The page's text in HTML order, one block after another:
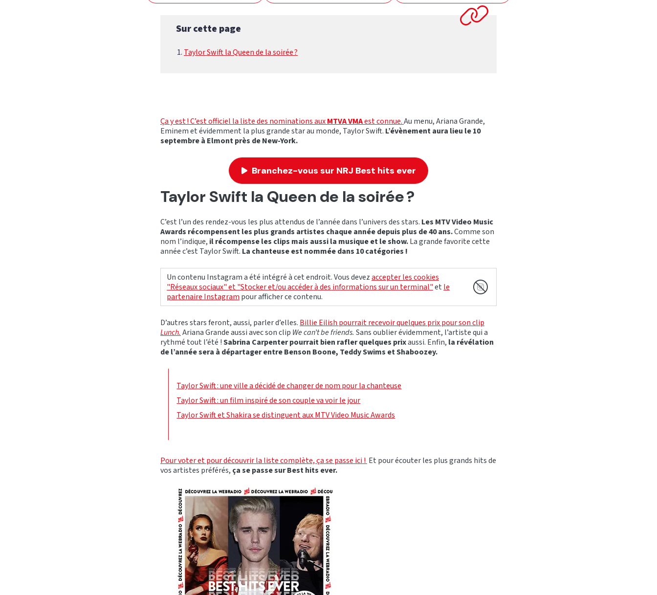
Sur cette page
Taylor Swift la Queen de la soirée ?
Ça y est ! C’est officiel la liste des nominations auxMTVA VMAest connue.Au menu, Ariana Grande,
Eminem et évidemment la plus grande star au monde, Taylor Swift. L’évènement aura lieu le 10
septembre à Elmont près de New-York.
Branchez-vous sur NRJ Best hits ever
Taylor Swift la Queen de la soirée ?
C’est l’un des rendez-vous les plus attendus de l’année dans l’univers des stars. Les MTV Video Music
Awards récompensent les plus grands artistes chaque année depuis plus de 40 ans.Comme son
nom l’indique, il récompense les clips mais aussi la musique et le show.La grande favorite cette
année c’est Taylor Swift. La chanteuse est nommée dans 10 catégories !
Un contenu Instagram a été intégré à cet endroit. Vous devezaccepter les cookies
"Réseaux sociaux" et "Stocker et/ou accéder à des informations sur un terminal"et le
partenaire Instagram pour afficher ce contenu.
D’autres stars feront, aussi, parler d’elles. Billie Eilish pourrait recevoir quelques prix pour son clip
Lunch. Ariana Grande aussi avec son clip We can’t be friends. Sans oublier évidemment, l’artiste qui a
rythmé tout l’été !Sabrina Carpenter pourrait bien rafler quelques prixaussi. Enfin, la révélation
de l’année sera à départager entre Benson Boone, Teddy Swims et Shaboozey.
Taylor Swift : une ville a décidé de changer de nom pour la chanteuse
Taylor Swift : un film inspiré de son couple va voir le jour
Taylor Swift et Shakira se distinguent aux MTV Video Music Awards
Pour voter et pour découvrir la liste complète, ça se passe ici ! Et pour écouter les plus grands hits de
vos artistes préférés, ça se passe sur Best hits ever.